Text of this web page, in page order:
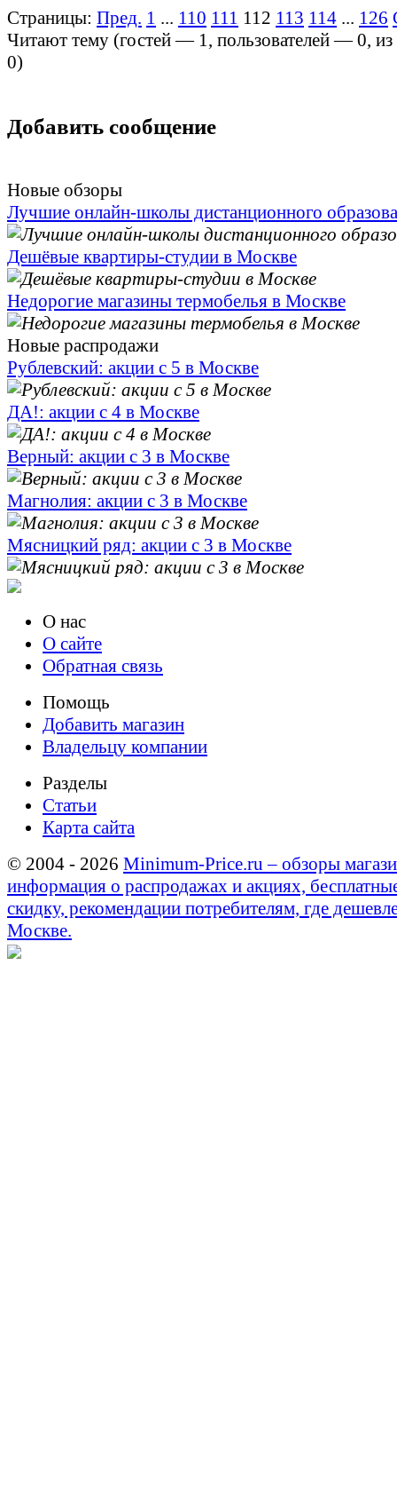
Страницы: Пред. 1 ... 110 111 112 113 114 ... 126
Читают тему (гостей — 1, пользователей —0,
0)
Добавить сообщение
Новые обзоры
Лучшие онлайн-школы дистанционного
Дешёвые квартиры-студии в Москве
Недорогие магазины термобелья в Москве
Новые распродажи
Рублевский: акции с 5 в Москве
ДА!: акции с 4 в Москве
Верный: акции с 3 в Москве
Магнолия: акции с 3 в Москве
Мясницкий ряд: акции с 3 в Москве
О нас
О сайте
Обратная связь
Помощь
Добавить магазин
Владельцу компании
Разделы
Статьи
Карта сайта
© 2004 - 2026 Minimum-Price.ru – обзоры
информация о распродажах и акциях,
скидку, рекомендации потребителям, где
Москве.